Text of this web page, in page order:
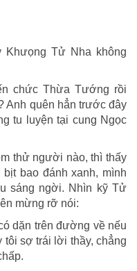
Khưọng Tử Nha không
chức Thừa Tướng rồi
Anh quên hẳn trước đây
tu luyện tại cung Ngọc
thử người nào, thì thấy
bao đánh xanh, mình
sáng ngời. Nhìn kỹ Tử
mừng rỡ nói:
dặn trên đường về nếu
sợ trái lời thầy, chẳng